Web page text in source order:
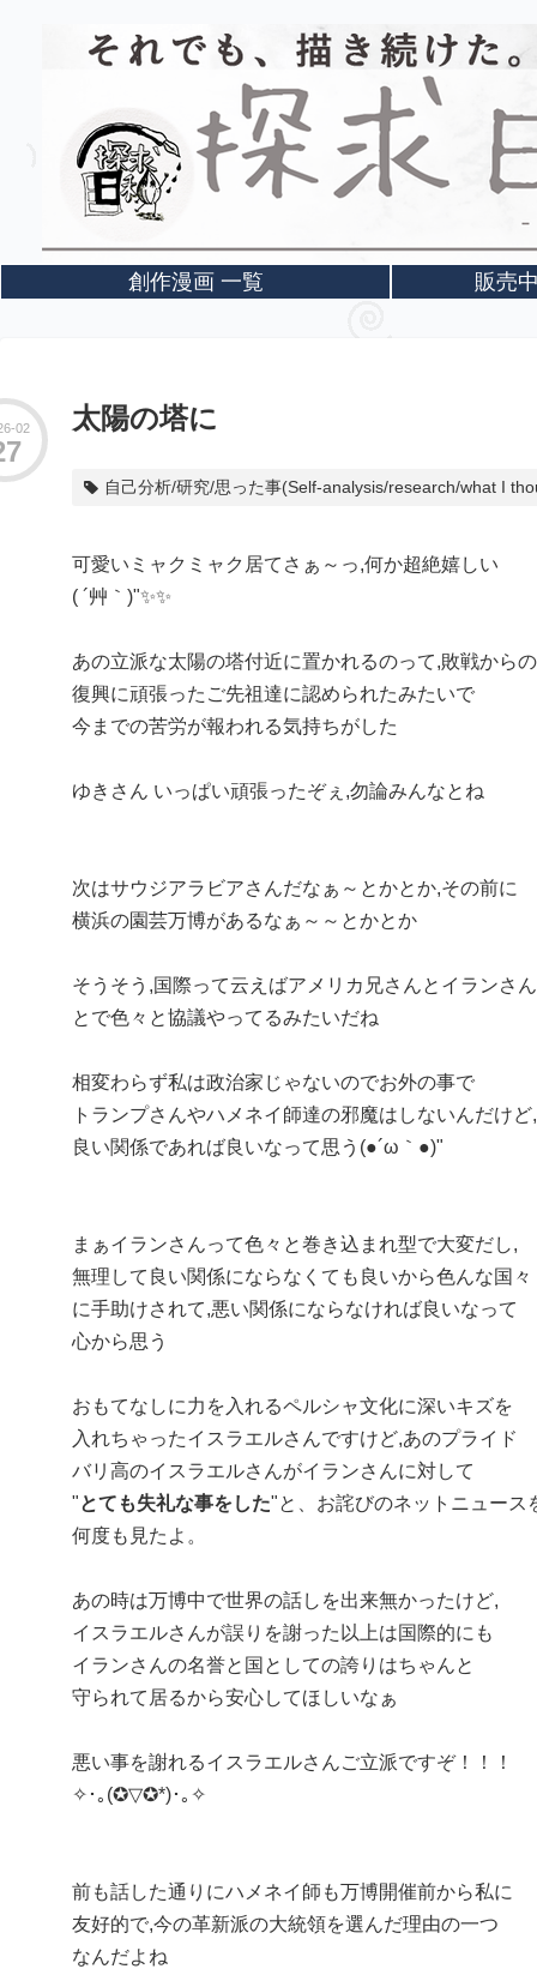
創作漫画 一覧 販売
02 太陽の塔に
自己分析/研究/思った事(Self-analysis/research/what I
可愛いミャクミャク居てさぁ～っ,何か超絶嬉しい
( ´艸｀)"✨✨
あの立派な太陽の塔付近に置かれるのって,敗戦からの
復興に頑張ったご先祖達に認められたみたいで
今までの苦労が報われる気持ちがした
ゆきさん いっぱい頑張ったぞぇ,勿論みんなとね
次はサウジアラビアさんだなぁ～とかとか,その前に
横浜の園芸万博があるなぁ～～とかとか
そうそう,国際って云えばアメリカ兄さんとイランさん
とで色々と協議やってるみたいだね
相変わらず私は政治家じゃないのでお外の事で
トランプさんやハメネイ師達の邪魔はしないんだけど,
良い関係であれば良いなって思う(●´ω｀●)"
まぁイランさんって色々と巻き込まれ型で大変だし,
無理して良い関係にならなくても良いから色んな国々
に手助けされて,悪い関係にならなければ良いなって
心から思う
おもてなしに力を入れるペルシャ文化に深いキズを
入れちゃったイスラエルさんですけど,あのプライド
バリ高のイスラエルさんがイランさんに対して
"とても失礼な事をした"と、お詫びのネットニュース
何度も見たよ。
あの時は万博中で世界の話しを出来無かったけど,
イスラエルさんが誤りを謝った以上は国際的にも
イランさんの名誉と国としての誇りはちゃんと
守られて居るから安心してほしいなぁ
悪い事を謝れるイスラエルさんご立派ですぞ！！！
✧･｡(✪▽✪*)･｡✧
前も話した通りにハメネイ師も万博開催前から私に
友好的で,今の革新派の大統領を選んだ理由の一つ
なんだよね